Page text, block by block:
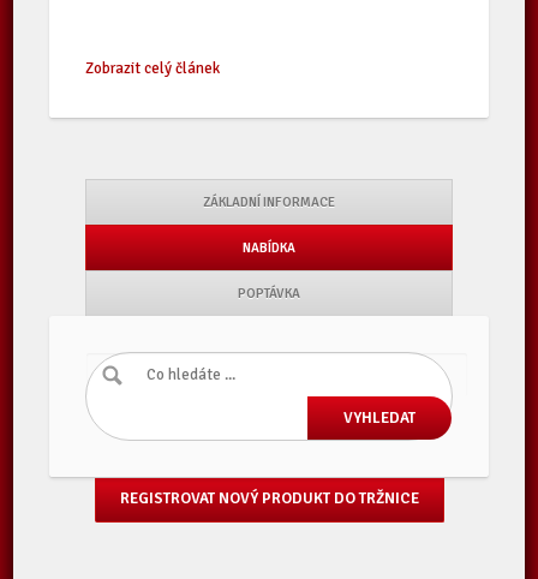
Zobrazit celý článek
ZÁKLADNÍ INFORMACE
NABÍDKA
POPTÁVKA
REGISTROVAT NOVÝ PRODUKT DO TRŽNICE